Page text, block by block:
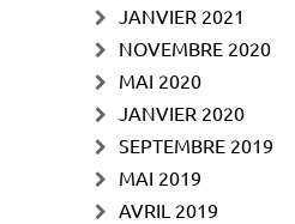
JANVIER 2021
NOVEMBRE 2020
MAI 2020
JANVIER 2020
SEPTEMBRE 2019
MAI 2019
AVRIL 2019